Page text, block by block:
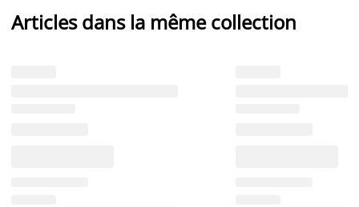
Articles dans la même collection